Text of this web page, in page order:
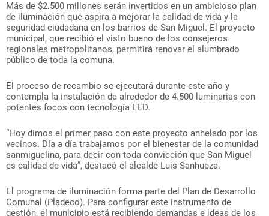
Más de $2.500 millones serán invertidos en un ambicioso plan
de iluminación que aspira a mejorar la calidad de vida y la
seguridad ciudadana en los barrios de San Miguel. El proyecto
municipal, que recibió el visto bueno de los consejeros
regionales metropolitanos, permitirá renovar el alumbrado
público de toda la comuna.
El proceso de recambio se ejecutará durante este año y
contempla la instalación de alrededor de 4.500 luminarias con
potentes focos con tecnología LED.
“Hoy dimos el primer paso con este proyecto anhelado por los
vecinos. Día a día trabajamos por el bienestar de la comunidad
sanmiguelina, para decir con toda convicción que San Miguel
es calidad de vida”, destacó el alcalde Luis Sanhueza.
El programa de iluminación forma parte del Plan de Desarrollo
Comunal (Pladeco). Para configurar este instrumento de
gestión, el municipio está recibiendo demandas e ideas de los